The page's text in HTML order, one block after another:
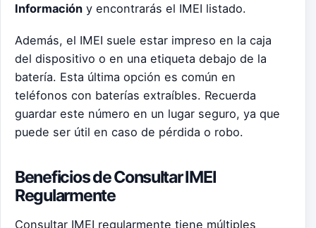
Información y encontrarás el IMEI listado.
Además, el IMEI suele estar impreso en la caja
del dispositivo o en una etiqueta debajo de la
batería. Esta última opción es común en
teléfonos con baterías extraíbles. Recuerda
guardar este número en un lugar seguro, ya que
puede ser útil en caso de pérdida o robo.
Beneficios de Consultar IMEI
Regularmente
Consultar IMEI regularmente tiene múltiples